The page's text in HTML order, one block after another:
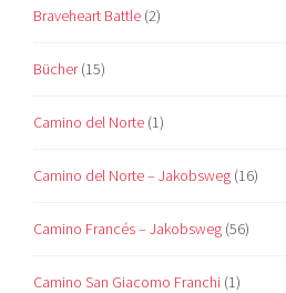
Braveheart Battle (2)
Bücher(15)
Camino del Norte (1)
Camino del Norte – Jakobsweg (16)
Camino Francés – Jakobsweg (56)
Camino San Giacomo Franchi (1)